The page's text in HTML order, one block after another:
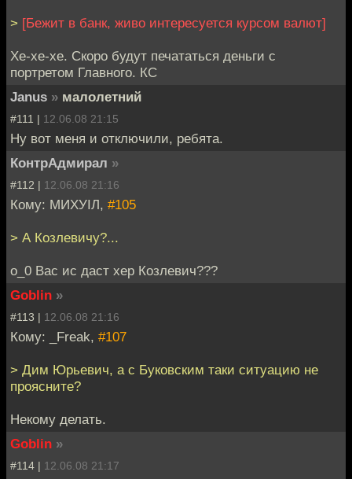
> [Бежит в банк, живо интересуется курсом валют]
Хе-хе-хе. Скоро будут печататься деньги с
портретом Главного. КС
Janus » малолетний
#111 | 12.06.08 21:15
Ну вот меня и отключили, ребята.
КонтрАдмирал »
#112 | 12.06.08 21:16
Кому: МИХУIЛ, #105
> А Козлевичу?...
о_0 Вас ис даст хер Козлевич???
Goblin »
#113 | 12.06.08 21:16
Кому: _Freak, #107
> Дим Юрьевич, а с Буковским таки ситуацию не
проясните?
Некому делать.
Goblin »
#114 | 12.06.08 21:17